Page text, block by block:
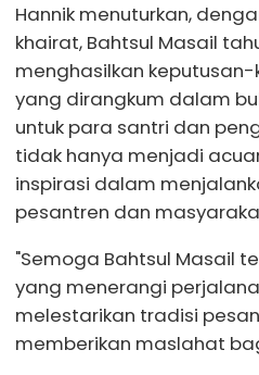
Hannik menuturkan,
khairat, Bahtsul Masail
menghasilkan
yang dirangkum dalam
untuk para santri dan
tidak hanya menjadi
inspirasi dalam
pesantren dan
"Semoga Bahtsul Masail
yang menerangi
melestarikan tradisi
memberikan maslahat